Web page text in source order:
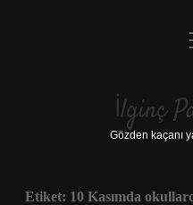
İlginç
Gözden kaçanı
Etiket: 10 Kasımda